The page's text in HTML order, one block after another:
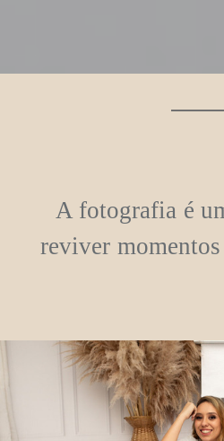
A fotografia é
reviver